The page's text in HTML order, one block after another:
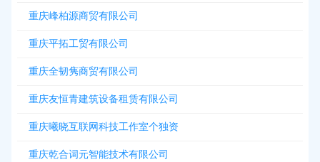
重庆峰柏源商贸有限公司
重庆平拓工贸有限公司
重庆全韧隽商贸有限公司
重庆友恒青建筑设备租赁有限公司
重庆曦晓互联网科技工作室个独资
重庆乾合词元智能技术有限公司